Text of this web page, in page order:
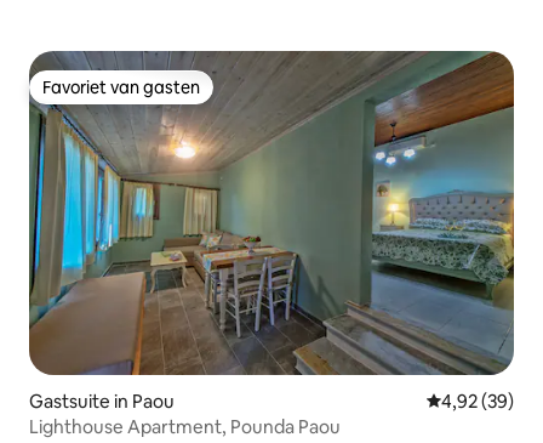
Favoriet van gasten
Favoriet van gasten
Gastsuite in Paou Gemiddelde
4,92 (39)
Lighthouse Apartment, Pounda Paou